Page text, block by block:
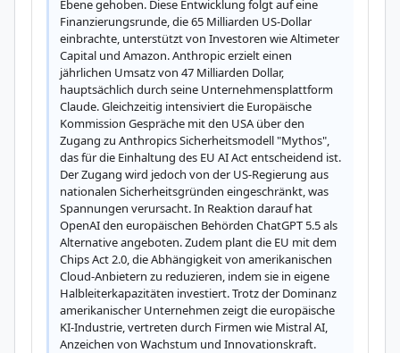
Ebene gehoben. Diese Entwicklung folgt auf eine
Finanzierungsrunde, die 65 Milliarden US-Dollar
einbrachte, unterstützt von Investoren wie Altimeter
Capital und Amazon. Anthropic erzielt einen
jährlichen Umsatz von 47 Milliarden Dollar,
hauptsächlich durch seine Unternehmensplattform
Claude. Gleichzeitig intensiviert die Europäische
Kommission Gespräche mit den USA über den
Zugang zu Anthropics Sicherheitsmodell "Mythos",
das für die Einhaltung des EU AI Act entscheidend ist.
Der Zugang wird jedoch von der US-Regierung aus
nationalen Sicherheitsgründen eingeschränkt, was
Spannungen verursacht. In Reaktion darauf hat
OpenAI den europäischen Behörden ChatGPT 5.5 als
Alternative angeboten. Zudem plant die EU mit dem
Chips Act 2.0, die Abhängigkeit von amerikanischen
Cloud-Anbietern zu reduzieren, indem sie in eigene
Halbleiterkapazitäten investiert. Trotz der Dominanz
amerikanischer Unternehmen zeigt die europäische
KI-Industrie, vertreten durch Firmen wie Mistral AI,
Anzeichen von Wachstum und Innovationskraft.